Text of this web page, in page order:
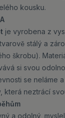
kousku.
je vyrobena z
stálý a
škrobu).
si svou
se neláme
která neztrácí
a odolný,